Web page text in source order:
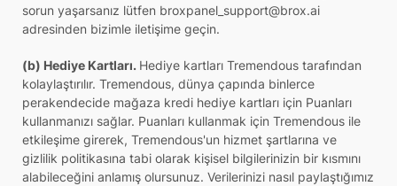
sorun yaşarsanız lütfen broxpanel_support@brox.ai
adresinden bizimle iletişime geçin.
(b) Hediye Kartları. Hediye kartları Tremendous tarafından
kolaylaştırılır. Tremendous, dünya çapında binlerce
perakendecide mağaza kredi hediye kartları için Puanları
kullanmanızı sağlar. Puanları kullanmak için Tremendous ile
etkileşime girerek, Tremendous'un hizmet şartlarına ve
gizlilik politikasına tabi olarak kişisel bilgilerinizin bir kısmını
alabileceğini anlamış olursunuz. Verilerinizi nasıl paylaştığımız